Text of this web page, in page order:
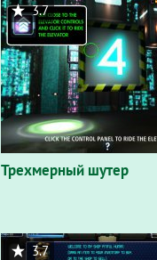
Трехмерный шутер
3.7
3.7